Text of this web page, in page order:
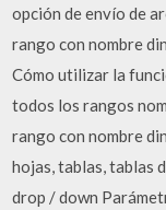
opción de envío de
rango con nombre
Cómo utilizar la
todos los rangos
rango con nombre
hojas, tablas, tablas
drop / down